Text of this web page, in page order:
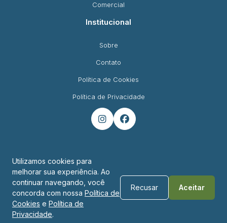
Comercial
Institucional
Sobre
Contato
Política de Cookies
Política de Privacidade
 
Endereço
R. Padre Montoya, 450 - Foz do Iguaçu - PR
Utilizamos cookies para
melhorar sua experiência. Ao
continuar navegando, você
concorda com nossa Política de
Cookies e Política de
Privacidade.
Recusar Aceitar